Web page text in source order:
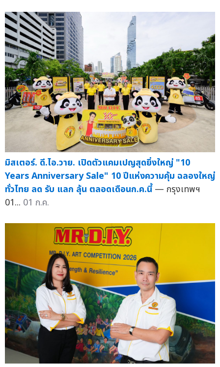
มิสเตอร์. ดี.ไอ.วาย. เปิดตัวแคมเปญสุดยิ่งใหญ่ "10
Years Anniversary Sale" 10 ปีแห่งความคุ้ม ฉลองใหญ่
ทั่วไทย ลด รับ แลก ลุ้น ตลอดเดือนก.ค.นี้ — กรุงเทพฯ
01... 01 ก.ค.